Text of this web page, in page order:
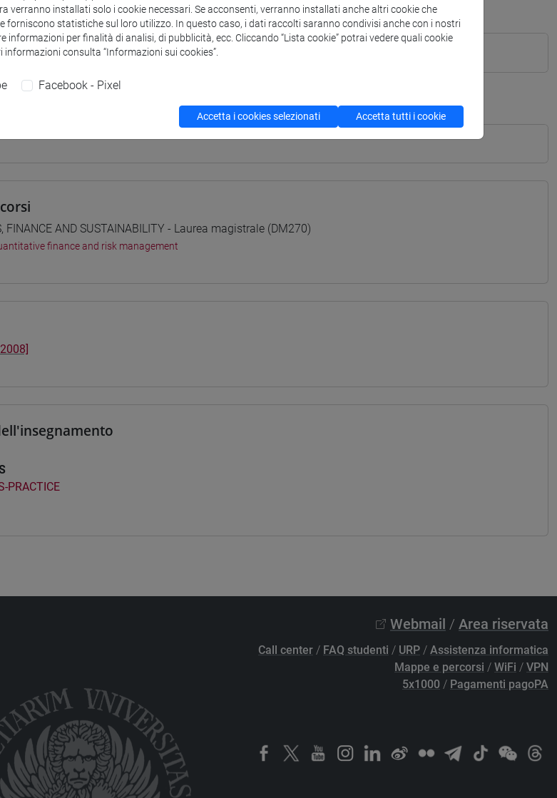
FINANCE AND SUSTAINABILITY - Laurea magistrale (DM270)
finance and risk management
PRACTICE
Webmail / Area riservata
Call center / FAQ studenti / URP / Assistenza informatica
Mappe e percorsi / WiFi / VPN
5x1000 / Pagamenti pagoPA
verranno installati solo i cookie necessari. Se acconsenti, verranno installati anche altri cookie che
forniscono statistiche sul loro utilizzo. In questo caso, i dati raccolti saranno condivisi anche con i nostri
informazioni per finalità di analisi, di pubblicità, ecc. Cliccando “Lista cookie” potrai vedere quali cookie
consulta “Informazioni sui cookies”.
Facebook - Pixel
Accetta i cookies selezionati Accetta tutti i cookie